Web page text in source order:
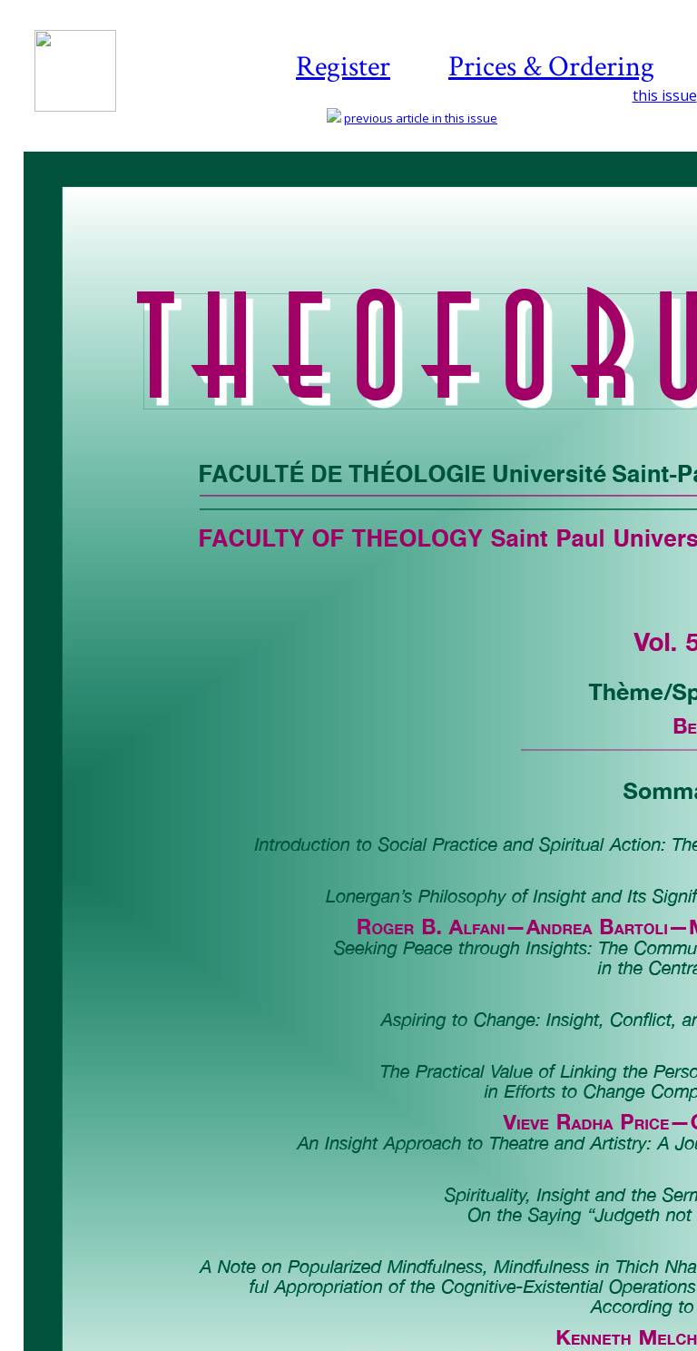
Register Prices & Ordering
this issue
previous article in this issue